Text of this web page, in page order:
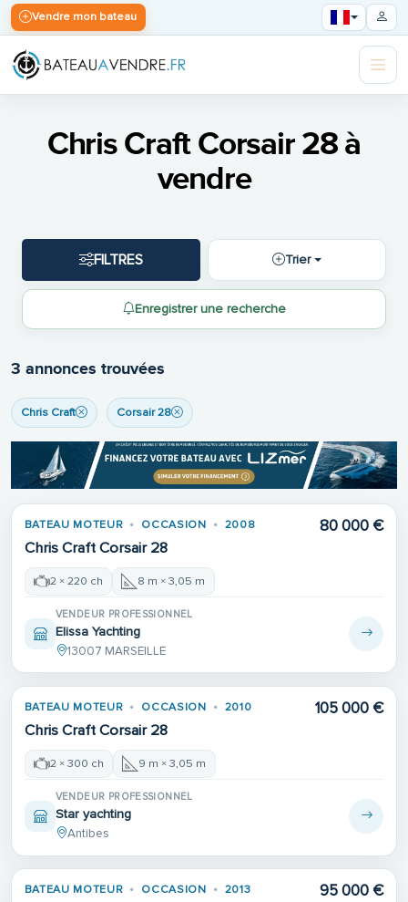
Vendre mon bateau
Chris Craft Corsair 28 à
vendre
FILTRES Trier
Enregistrer une recherche
3 annonces trouvées
Chris Craft Corsair 28
BATEAU MOTEUR OCCASION 2008
Chris Craft Corsair 28
80 000 €
2 × 220 ch 8 m × 3,05 m
VENDEUR PROFESSIONNEL
Elissa Yachting
13007 MARSEILLE
BATEAU MOTEUR OCCASION 2010
Chris Craft Corsair 28
105 000 €
2 × 300 ch 9 m × 3,05 m
VENDEUR PROFESSIONNEL
Star yachting
Antibes
BATEAU MOTEUR OCCASION 2013 95 000 €